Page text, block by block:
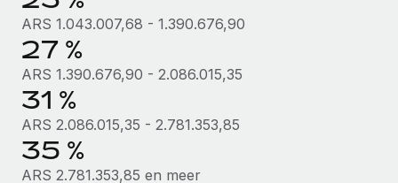
ARS 1.043.007,68 - 1.390.676,90
27 %
ARS 1.390.676,90 - 2.086.015,35
31 %
ARS 2.086.015,35 - 2.781.353,85
35 %
ARS 2.781.353,85 en meer